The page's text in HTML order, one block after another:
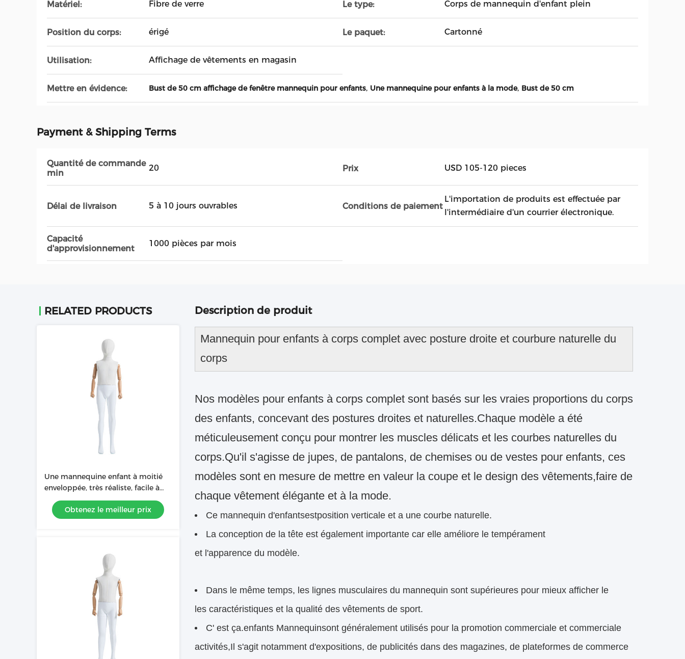
Matériel: Fibre de verre Le type: Corps de mannequin d'enfant plein
Position du corps: érigé Le paquet: Cartonné
Utilisation: Affichage de vêtements en magasin
Mettre en évidence: Bust de 50 cm affichage de fenêtre mannequin pour enfants, Une mannequine pour enfants à la mode, Bust de 50 cm
Payment & Shipping Terms
Quantité de commande
min
20 Prix USD 105-120 pieces
Délai de livraison 5 à 10 jours ouvrables Conditions de paiement
L'importation de produits est effectuée par
l'intermédiaire d'un courrier électronique.
Capacité
d'approvisionnement
1000 pièces par mois
RELATED PRODUCTS
Une mannequine enfant à moitié
enveloppée, très réaliste, facile à
habiller et à personnaliser
Obtenez le meilleur prix
Description de produit
Mannequin pour enfants à corps complet avec posture droite et courbure naturelle du
corps
Nos modèles pour enfants à corps complet sont basés sur les vraies proportions du corps
des enfants, concevant des postures droites et naturelles.Chaque modèle a été
méticuleusement conçu pour montrer les muscles délicats et les courbes naturelles du
corps.Qu'il s'agisse de jupes, de pantalons, de chemises ou de vestes pour enfants, ces
modèles sont en mesure de mettre en valeur la coupe et le design des vêtements,faire de
chaque vêtement élégante et à la mode.
Ce mannequin d'enfantsestposition verticale et a une courbe naturelle.
La conception de la tête est également importante car elle améliore le tempérament
et l'apparence du modèle.
Dans le même temps, les lignes musculaires du mannequin sont supérieures pour mieux afficher le
les caractéristiques et la qualité des vêtements de sport.
C' est ça.enfants Mannequinsont généralement utilisés pour la promotion commerciale et commerciale
activités,Il s'agit notamment d'expositions, de publicités dans des magazines, de plateformes de commerce